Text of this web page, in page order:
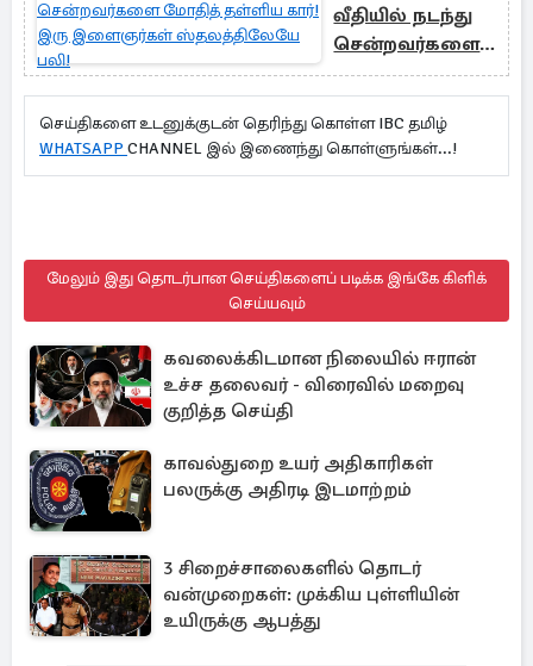
வீதியில் நடந்து
சென்றவர்களை
மோதித் தள்ளிய
கார்! இரு
இளைஞர்கள்
ஸ்தலத்திலேயே
செய்திகளை உடனுக்குடன் தெரிந்து கொள்ள IBC தமிழ்
WHATSAPP CHANNEL இல் இணைந்து கொள்ளுங்கள்...!
மேலும் இது தொடர்பான செய்திகளைப் படிக்க இங்கே கிளிக்
செய்யவும்
கவலைக்கிடமான நிலையில் ஈரான்
உச்ச தலைவர் - விரைவில் மறைவு
குறித்த செய்தி
காவல்துறை உயர் அதிகாரிகள்
பலருக்கு அதிரடி இடமாற்றம்
3 சிறைச்சாலைகளில் தொடர்
வன்முறைகள்: முக்கிய புள்ளியின்
உயிருக்கு ஆபத்து